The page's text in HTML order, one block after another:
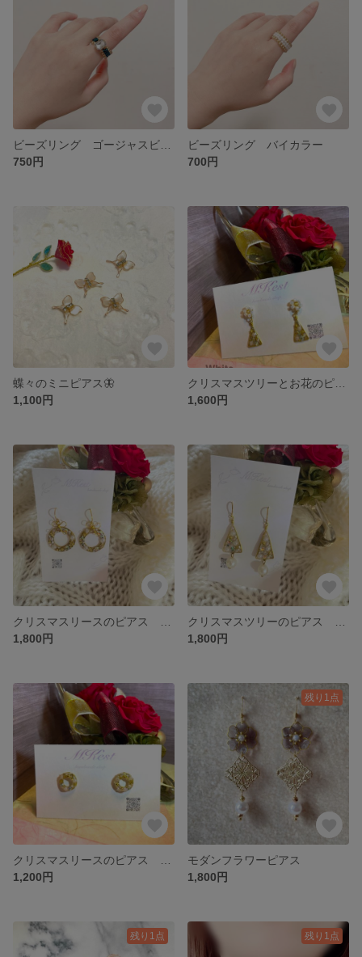
750円
ビーズリング バイカラー
700円
蝶々のミニピアス🦋
1,100円
1,600円
1,800円
1,800円
1,200円
残り1点
モダンフラワーピアス
1,800円
残り1点 残り1点